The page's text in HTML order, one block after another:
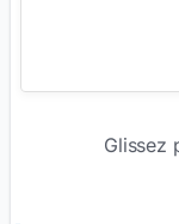
Glissez